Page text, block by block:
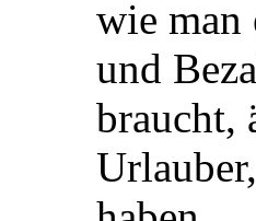
wie man
und
braucht,